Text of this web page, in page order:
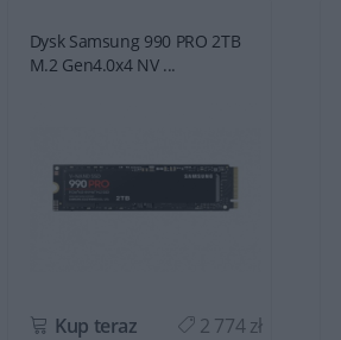
Dysk Samsung 990 PRO 2TB
M.2 Gen4.0x4 NV ...
Kup teraz 2 774 zł